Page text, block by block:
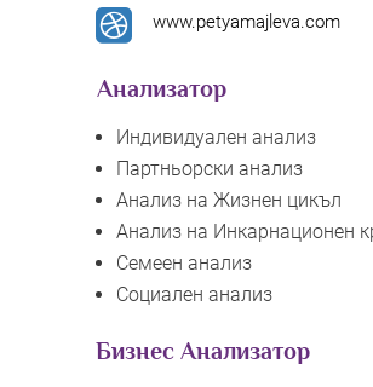
 www.petyamajleva.com
Анализатор
Индивидуален анализ
Партньорски анализ
Анализ на Жизнен цикъл
Анализ на Инкарнационен
Семеен анализ
Социален анализ
Бизнес Анализатор